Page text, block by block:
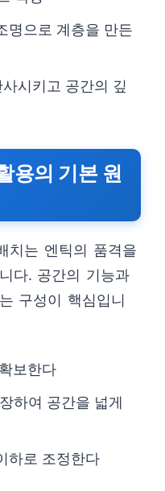
명으로 계층을 만든
시키고 공간의 깊
용의 기본 원
치는 엔틱의 품격을
다. 공간의 기능과
구성이 핵심입니
보한다
하여 공간을 넓게
하로 조정한다